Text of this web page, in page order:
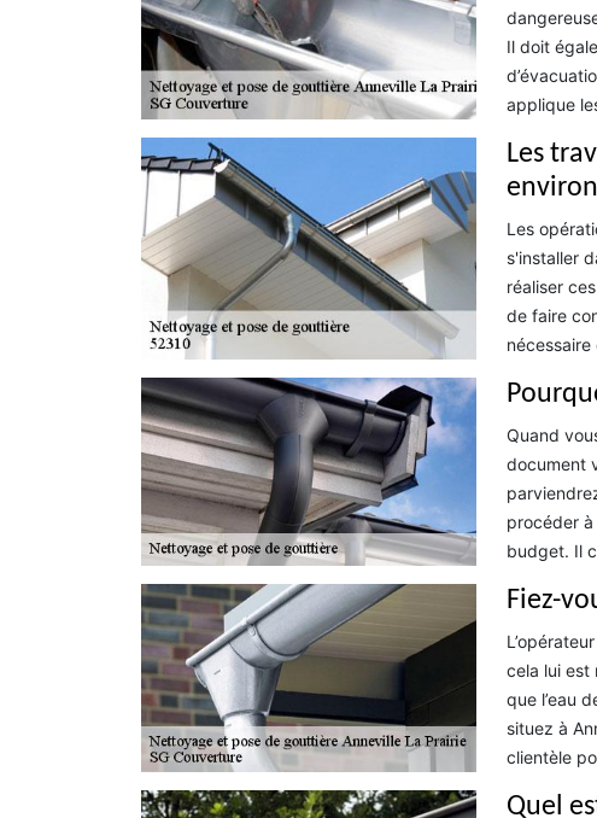
Il doit
applique
Les
Les
s'installer
réaliser
de faire
Quand
document
procéder
budget. Il
Fiez-
cela lui est
que l’eau
situez à
clientèle
Quel